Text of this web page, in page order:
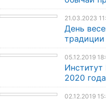
21.03.2023
День
05.12.2019
Институт
2020 года
02.12.2019